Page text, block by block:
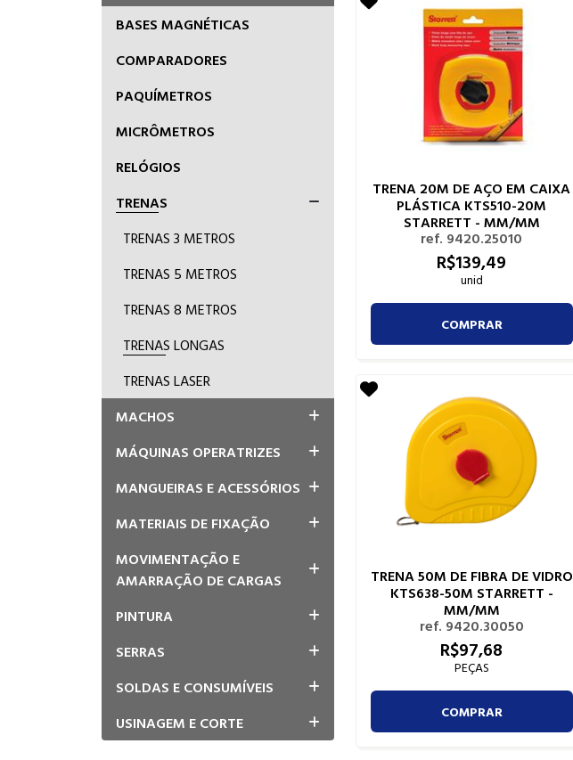
BASES MAGNÉTICAS
COMPARADORES
PAQUÍMETROS
MICRÔMETROS
RELÓGIOS
TRENAS
TRENAS 3 METROS
TRENAS 5 METROS
TRENAS 8 METROS
TRENAS LONGAS
TRENAS LASER
MACHOS
MÁQUINAS OPERATRIZES
MANGUEIRAS E ACESSÓRIOS
MATERIAIS DE FIXAÇÃO
MOVIMENTAÇÃO E
AMARRAÇÃO DE CARGAS
PINTURA
SERRAS
SOLDAS E CONSUMÍVEIS
USINAGEM E CORTE
TRENA 20M DE AÇO EM CAIXA
PLÁSTICA KTS510-20M
STARRETT - MM/MM
ref. 9420.25010
R$139,49
unid
COMPRAR
TRENA 50M DE FIBRA DE VIDRO
KTS638-50M STARRETT -
MM/MM
ref. 9420.30050
R$97,68
PEÇAS
COMPRAR